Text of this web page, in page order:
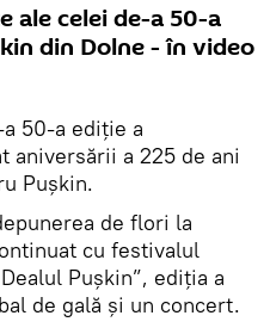
ale celei de-a 50-a
din Dolne - în video
50-a ediție a
aniversării a 225 de ani
Pușkin.
de flori la
cu festivalul
Pușkin”, ediția a
de gală și un concert.